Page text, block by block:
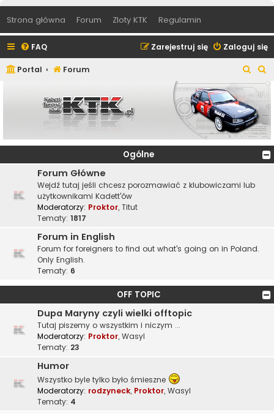
Strona główna Forum Zloty KTK Regulamin
FAQ Zaloguj się
Zarejestruj się
Portal Forum
z
u
k
j
z
u
k
a
j
Ogólne
Forum Główne
Wejdź tutaj jeśli chcesz porozmawiać z klubowiczami lub
użytkownikami Kadett'ów
Moderatorzy: Proktor, Titut
Tematy: 1817
Forum in English
Forum for foreigners to find out what's going on in Poland.
Only English.
Tematy: 6
OFF TOPIC
Dupa Maryny czyli wielki offtopic
Tutaj piszemy o wszystkim i niczym ...
Moderatorzy: Proktor, Wasyl
Tematy: 23
Humor
Wszystko byle tylko było śmieszne
Moderatorzy: rodzyneck, Proktor, Wasyl
Tematy: 4